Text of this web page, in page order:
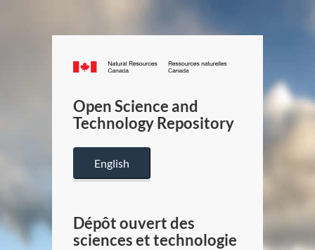
Canada.ca
/
Canada
Open Science and
Technology Repository
English
Dépôt ouvert des
sciences et technologie